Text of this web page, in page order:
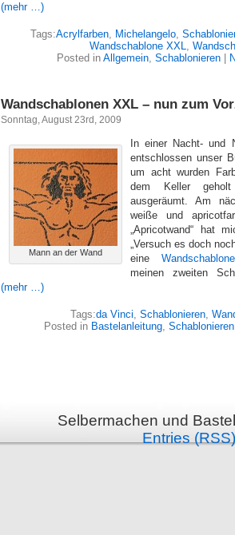
(mehr …)
Tags:Acrylfarben, Michelangelo,
Wandschablone XXL,
Posted in Allgemein, Schablonieren
Wandschablonen XXL – nun zum
Sonntag, August 23rd, 2009
Mann an der Wand
In einer Nacht- und
entschlossen unser
um acht wurden
dem Keller
ausgeräumt. Am
weiße und
„Apricotwand“ hat
„Versuch es doch
eine
meinen zweiten
(mehr …)
Tags:da Vinci, Schablonieren,
Posted in Bastelanleitung, Schablonieren
Selbermachen und
Entries (RSS)